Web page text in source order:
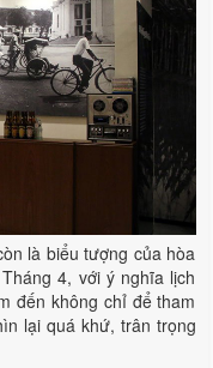
là biểu tượng của hòa
4, với ý nghĩa lịch
đến không chỉ để tham
lại quá khứ, trân trọng